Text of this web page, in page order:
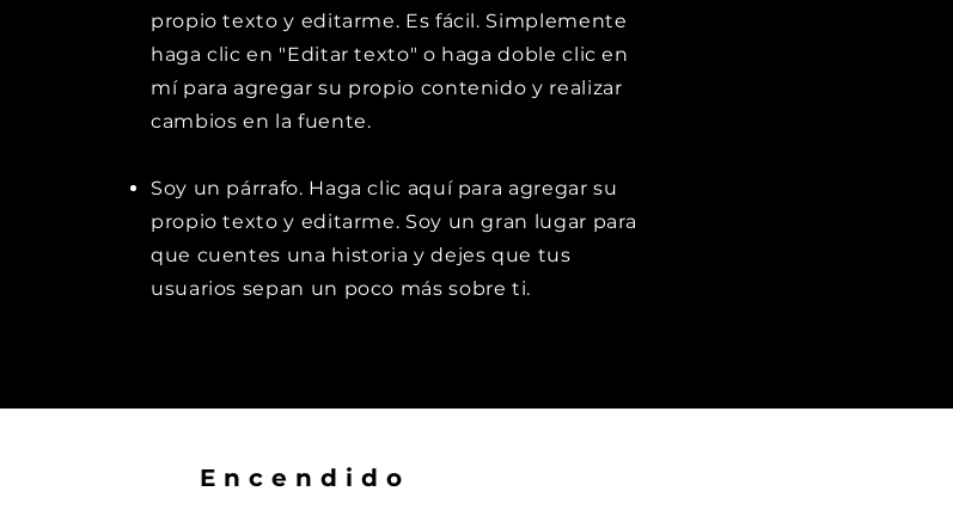
propio texto y editarme. Es fácil. Simplemente
haga clic en "Editar texto" o haga doble clic en
mí para agregar su propio contenido y realizar
cambios en la fuente.
Soy un párrafo. Haga clic aquí para agregar su
propio texto y editarme. Soy un gran lugar para
que cuentes una historia y dejes que tus
usuarios sepan un poco más sobre ti.
Encendido